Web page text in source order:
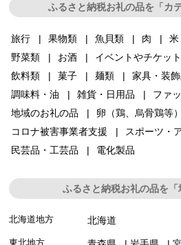
ふるさと納税お礼の品を「カ
旅行 果物類 魚貝類 肉 米
野菜類
お酒 イベントやチケッ
飲料類
菓子 麺類 家具・装
調味料・油
雑貨・日用品 ファ
地域のお礼の品
卵（鶏、烏骨鶏等）
コロナ被害事業者支援
スポーツ・
民芸品・工芸品
電化製品
ふるさと納税お礼の品を
北海道地方 北海道
東北地方